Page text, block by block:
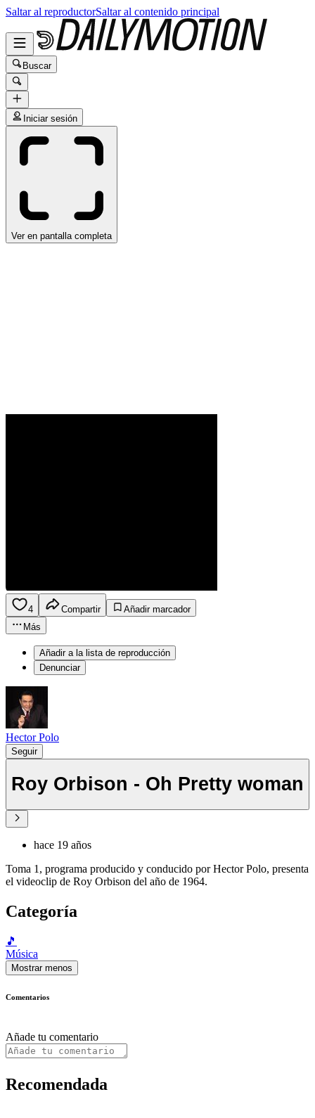
Saltar al reproductorSaltar al contenido principal
Buscar
Iniciar sesión
Ver en pantalla completa
4 Compartir
Añadir marcador
Más
Añadir a la lista de reproducción
Denunciar
Hector Polo
Seguir
Roy Orbison - Oh Pretty woman
hace 19 años
Toma 1, programa producido y conducido por Hector Polo, presenta
el videoclip de Roy Orbison del año de 1964.
Categoría
🎵
Música
Mostrar menos
Comentarios
Añade tu comentario
Recomendada